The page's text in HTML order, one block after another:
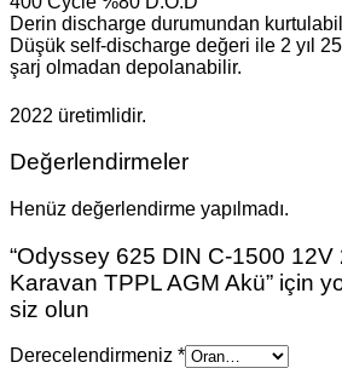
Derin discharge durumundan
Düşük self-discharge değeri ile 2 yıl
şarj olmadan depolanabilir.
2022 üretimlidir.
Değerlendirmeler
Henüz değerlendirme yapılmadı.
“Odyssey 625 DIN C-1500
Karavan TPPL AGM Akü” için
siz olun
Derecelendirmeniz *